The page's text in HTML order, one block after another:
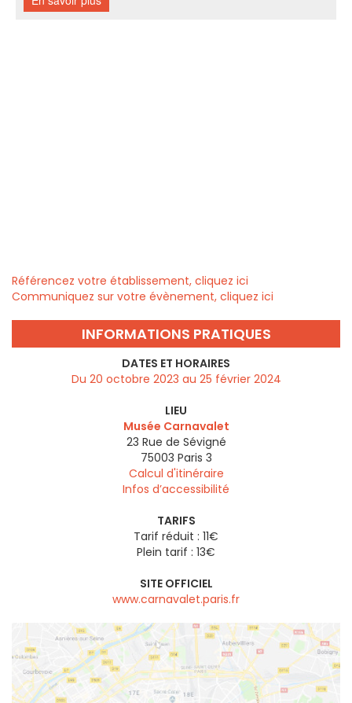
Référencez votre établissement, cliquez ici
Communiquez sur votre évènement, cliquez ici
INFORMATIONS PRATIQUES
DATES ET HORAIRES
Du 20 octobre 2023 au 25 février 2024
LIEU
Musée Carnavalet
23 Rue de Sévigné
75003 Paris 3
Calcul d'itinéraire
Infos d’accessibilité
TARIFS
Tarif réduit : 11€
Plein tarif : 13€
SITE OFFICIEL
www.carnavalet.paris.fr